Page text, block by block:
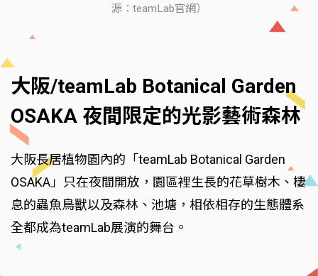
源：teamLab官網）
大阪/teamLab Botanical Garden
OSAKA 夜間限定的光影藝術森林
大阪長居植物園內的「teamLab Botanical Garden
OSAKA」只在夜間開放，園區裡生長的花草樹木、棲
息的蟲魚鳥獸以及森林、池塘，相依相存的生態體系
全都成為teamLab展演的舞台。